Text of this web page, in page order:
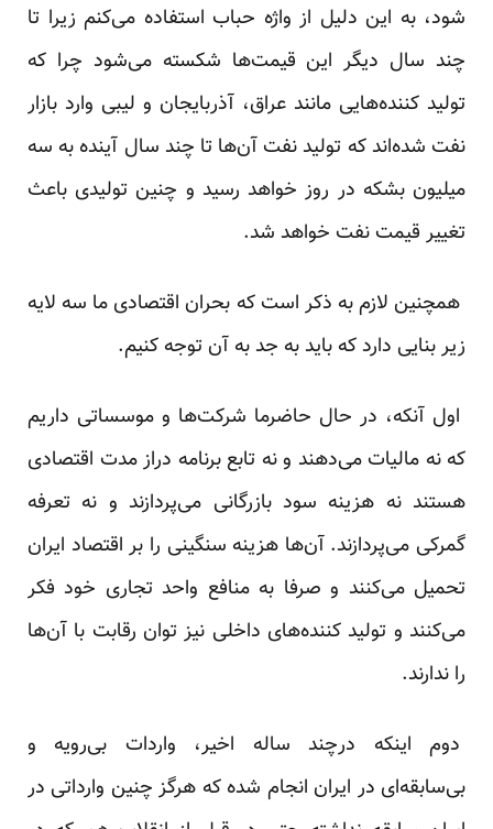
شود، به این دلیل از واژه حباب استفاده می‌کنم زیرا تا
چند سال دیگر این قیمت‌ها شکسته می‌شود چرا که
تولید کننده‌هایی مانند عراق، آذربایجان و لیبی وارد بازار
نفت شده‌اند که تولید نفت آن‌ها تا چند سال آینده به سه
میلیون بشکه در روز خواهد رسید و چنین تولیدی باعث
تغییر قیمت نفت خواهد شد.
همچنین لازم به ذکر است که بحران اقتصادی ما سه لایه
زیر بنایی دارد که باید به جد به آن توجه کنیم.
اول آنکه، در حال حاضرما شرکت‌ها و موسساتی داریم
که نه مالیات می‌دهند و نه تابع برنامه دراز مدت اقتصادی
هستند نه هزینه سود بازرگانی می‌پردازند و نه تعرفه
گمرکی می‌پردازند. آن‌ها هزینه سنگینی را بر اقتصاد ایران
تحمیل می‌کنند و صرفا به منافع واحد تجاری خود فکر
می‌کنند و تولید کننده‌های داخلی نیز توان رقابت با آن‌ها
را ندارند.
دوم اینکه درچند ساله اخیر، واردات بی‌رویه و
بی‌سابقه‌ای در ایران انجام شده که هرگز چنین وارداتی در